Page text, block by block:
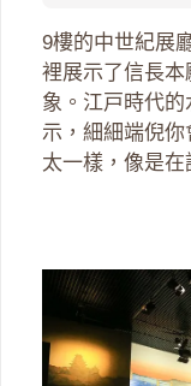
9樓的中世紀展
裡展示了信長
象。江戸時代
示，細細端倪
太一樣，像是在